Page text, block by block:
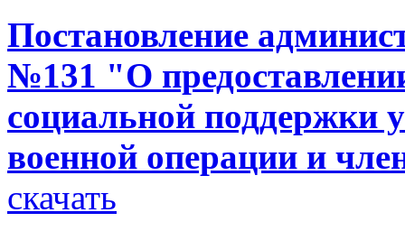
Постановление
№131 "О
социальной поддержки
военной операции и
скачать